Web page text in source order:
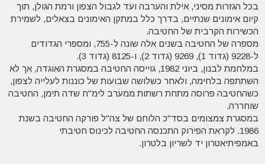
בכל הגזרות מסיני, אילת והערבה ועד לגבול הצפון ורמת הגולן, תוך
קיום אימונים שנתיים, בדרך כלל במתקן האימונים בצאלים, לשמירת
הכשירות הקרבית של החטיבה.
מספרה של החטיבה בשנים אלה שונה ל-755, ומספרי הגדודים
ל-9228 (גדוד 1), 9269 (גדוד 2), ו-8125 (גדוד 3).
במלחמת לבנון, ביוני 1982, גוייסה החטיבה במסגרת האוגדה, אך לא
השתתפה בלחימה, ולאחר כשלושה שבועות של כוננות לעלייה לצפון,
כשהחטיבה פרוסה מתחת רשתות ממערב לימ"ח שדה תימן, החטיבה
שוחררה.
במסגרת צמצומים בסד"כ הלוחם של צה"ל פורקה החטיבה בשנת
1986. לקראת הפירוק התכנסה החטיבה לכינוס חטיבתי
באמפיתיאטרון יד לשריון בלטרון.